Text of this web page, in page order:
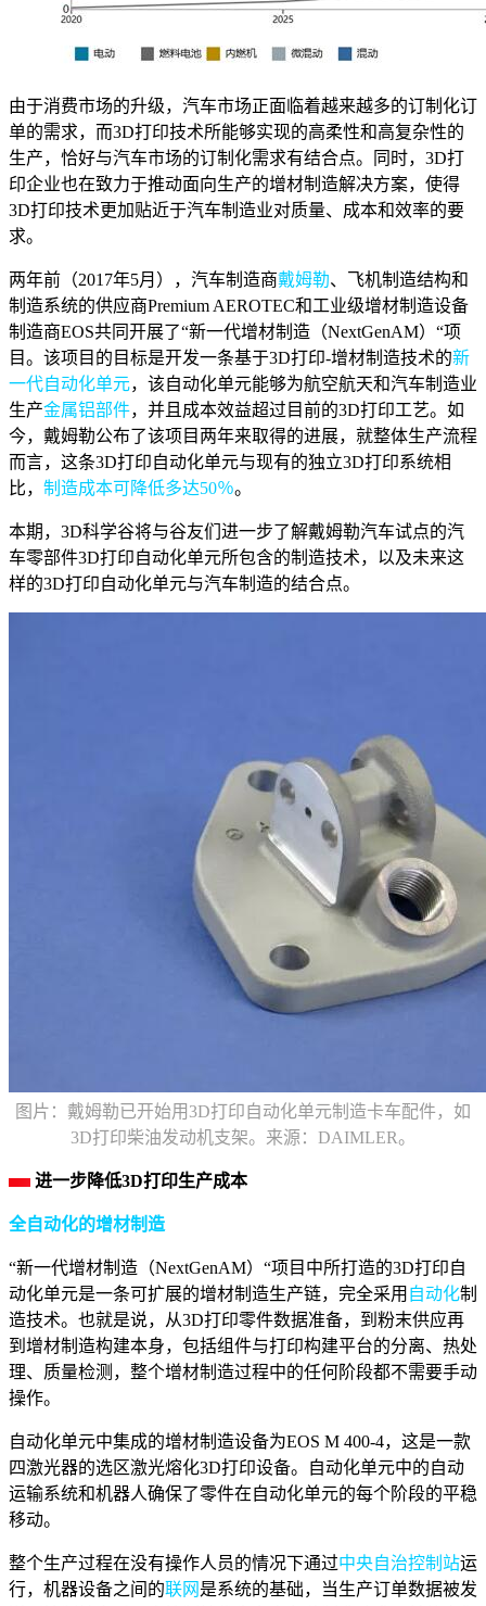
由于消费市场的升级，汽车市场正面临着越来越多的订制化订
单的需求，而3D打印技术所能够实现的高柔性和高复杂性的
生产，恰好与汽车市场的订制化需求有结合点。同时，3D打
印企业也在致力于推动面向生产的增材制造解决方案，使得
3D打印技术更加贴近于汽车制造业对质量、成本和效率的要
求。
两年前（2017年5月），汽车制造商戴姆勒、飞机制造结构和
制造系统的供应商Premium AEROTEC和工业级增材制造设备
制造商EOS共同开展了“新一代增材制造（NextGenAM）“项
目。该项目的目标是开发一条基于3D打印-增材制造技术的新
一代自动化单元，该自动化单元能够为航空航天和汽车制造业
生产金属铝部件，并且成本效益超过目前的3D打印工艺。如
今，戴姆勒公布了该项目两年来取得的进展，就整体生产流程
而言，这条3D打印自动化单元与现有的独立3D打印系统相
比， 制造成本可降低多达50％。
本期，3D科学谷将与谷友们进一步了解戴姆勒汽车试点的汽
车零部件3D打印自动化单元所包含的制造技术，以及未来这
样的3D打印自动化单元与汽车制造的结合点。
图片：戴姆勒已开始用3D打印自动化单元制造卡车配件，如
3D打印柴油发动机支架。来源：DAIMLER。
进一步降低3D打印生产成本
全自动化的增材制造
“新一代增材制造（NextGenAM）“项目中所打造的3D打印自
动化单元是一条可扩展的增材制造生产链，完全采用 自动化制
造技术。也就是说，从3D打印零件数据准备，到粉末供应再
到增材制造构建本身，包括组件与打印构建平台的分离、热处
理、质量检测，整个增材制造过程中的任何阶段都不需要手动
操作。
自动化单元中集成的增材制造设备为EOS M 400-4，这是一款
四激光器的选区激光熔化3D打印设备。自动化单元中的自动
运输系统和机器人确保了零件在自动化单元的每个阶段的平稳
移动。
整个生产过程在没有操作人员的情况下通过中央自治控制站运
行，机器设备之间的联网 是系统的基础，当生产订单数据被发